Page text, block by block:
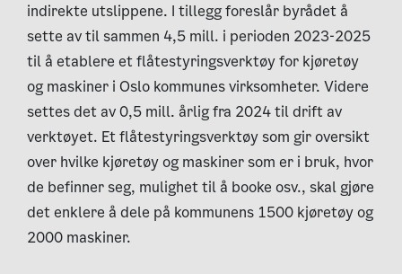
indirekte utslippene. I tillegg foreslår byrådet å
sette av til sammen 4,5 mill. i perioden 2023-2025
til å etablere et flåtestyringsverktøy for kjøretøy
og maskiner i Oslo kommunes virksomheter. Videre
settes det av 0,5 mill. årlig fra 2024 til drift av
verktøyet. Et flåtestyringsverktøy som gir oversikt
over hvilke kjøretøy og maskiner som er i bruk, hvor
de befinner seg, mulighet til å booke osv., skal gjøre
det enklere å dele på kommunens 1500 kjøretøy og
2000 maskiner.